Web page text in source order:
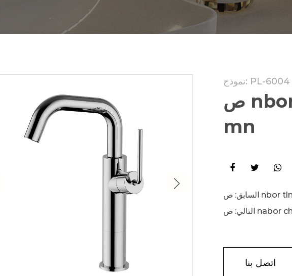
نموذج: PL-6004
ص nbor tlm ط b خ al ح adi ث
mn
السابق:
التالي:
اتصل بنا